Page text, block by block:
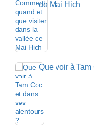
de Mai Hich
Que voir à